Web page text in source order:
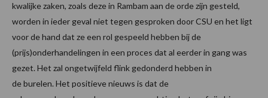
kwalijke zaken, zoals deze in Rambam aan de orde zijn gesteld,
worden in ieder geval niet tegen gesproken door CSU en het ligt
voor de hand dat ze een rol gespeeld hebben bij de
(prijs)onderhandelingen in een proces dat al eerder in gang was
gezet. Het zal ongetwijfeld flink gedonderd hebben in
de burelen. Het positieve nieuws is dat de